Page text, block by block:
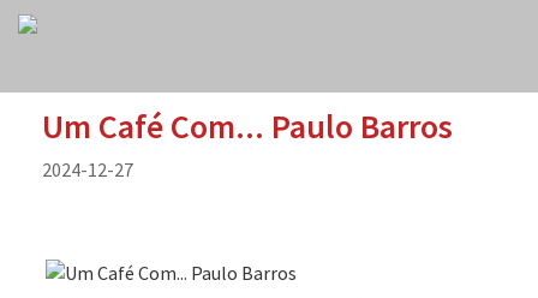
Um Café Com... Paulo Barros
2024-12-27